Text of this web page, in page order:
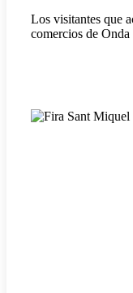
Los visitantes que
comercios de